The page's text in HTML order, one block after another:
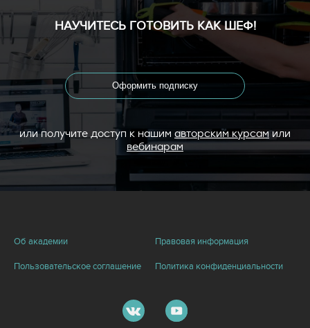
НАУЧИТЕСЬ ГОТОВИТЬ КАК ШЕФ!
Оформить подписку
или получите доступ к нашим авторским курсамили
вебинарам
Об академии Правовая информация
Пользовательское соглашение Политика конфиденциальности